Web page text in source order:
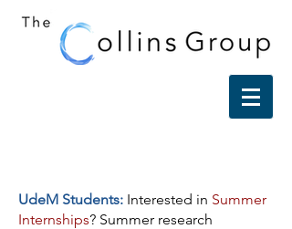
UdeM Students: Interested in Summer
Internships? Summer research